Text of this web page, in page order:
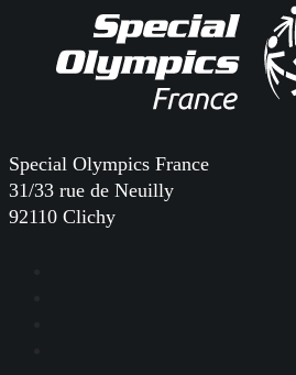
Special Olympics France
31/33 rue de Neuilly
92110 Clichy